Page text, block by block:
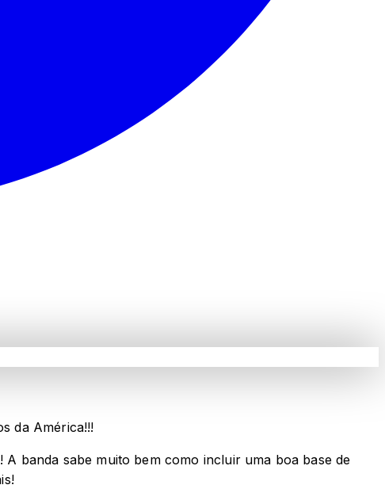
da América!!!
banda sabe muito bem como incluir uma boa base de